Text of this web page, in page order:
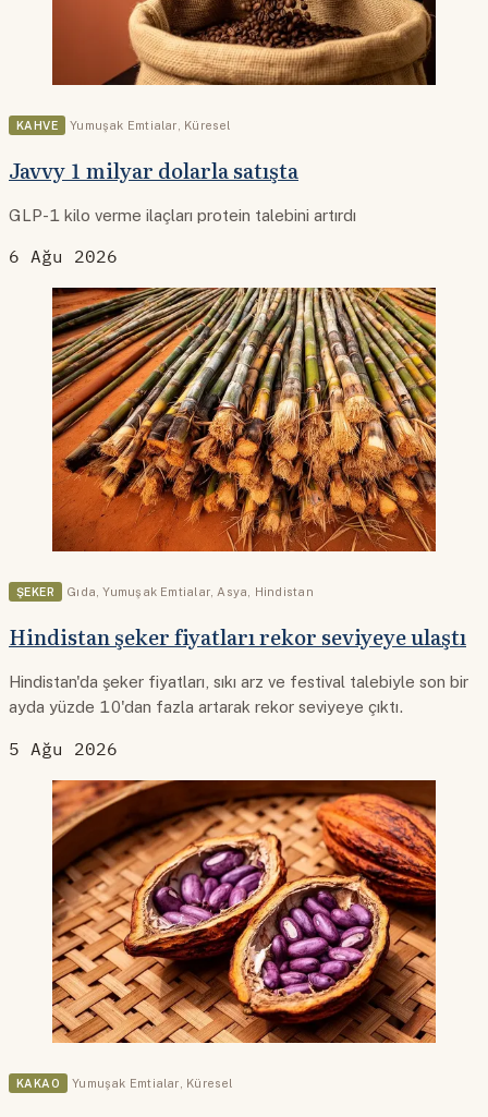
KAHVE Yumuşak Emtialar Küresel
Javvy 1 milyar dolarla satışta
GLP-1 kilo verme ilaçları protein talebini artırdı
6 Ağu 2026
ŞEKER Gıda ,Yumuşak Emtialar, Asya Hindistan
Hindistan şeker fiyatları rekor seviyeye ulaştı
Hindistan'da şeker fiyatları, sıkı arz ve festival talebiyle son bir
ayda yüzde 10'dan fazla artarak rekor seviyeye çıktı.
5 Ağu 2026
KAKAO Yumuşak Emtialar, Küresel